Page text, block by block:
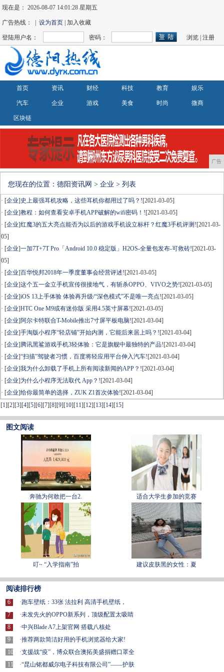
现在是：2026-08-07 14:01:28 星期五
广告热线： |设为首页 | 加入收藏
登陆用户名： 密码： 浏览 |注册
首页 资讯 财经 科技 教育 娱乐
汽车 企业 游戏 美食 时尚 微商
区块链
广告
您现在的位置： 德阳资讯网 > 企业 > 列表
· [企业]史上最强耳机攻略，这些耳机你都用过了吗？![2021-03-05]
· [企业]教程：如何查看安卓手机APP破解的wifi密码！![2021-03-05]
· [企业]红魔3的五大亮点能否为以后的游戏手机设立标杆？红魔3手机评测![2021-03-
05]
· [企业]一加7T+7T Pro「Android 10.0 稳定版」H2OS-全量包发布-可救砖![2021-03-
05]
· [企业]百华悦邦2018年一季度董事会经营评述![2021-03-05]
· [企业]这个五一金立手机宣传很接地气，有斩杀OPPO、VIVO之势![2021-03-05]
· [企业]iOS 13上手体验 体验再升级/“深色模式”不是唯一亮点![2021-03-05]
· [企业]HTC One M9或有迷你版 采用4.5英寸屏幕![2021-03-05]
· [企业]阿尔卡特联合T-Mobile推出7寸屏平板电脑![2021-03-04]
· [企业]手淘版小程序“轻店铺”开始内测，它能后来居上吗？![2021-03-04]
· [企业]腾讯黑鲨游戏手机3轻体验：它是旗舰中最独特的产品![2021-03-04]
· [企业]“扫描”驾驶者习惯，百度将轻应用平台伸入汽车![2021-03-04]
· [企业]我为什么卸载了手机上所有阅读新闻的APP？![2021-03-04]
· [企业]为什么小程序无法取代 App？![2021-03-04]
· [企业]给你最简单的选择，ZUK Z1首次体验![2021-03-04]
[1][2][3][4][5][6][7][8][9][10][11][12][13][14][15]
图文阅读
奔驰为何敢把一台2. 适合大学生参加的竞赛
叮~ “入学指南”拍 建议皮肤黑的女性：夏
阅读排行榜
6
7
8
9
10
11
·跑车壁纸：33张 法拉利 高清手机壁纸，
·未发先火的OPPO新系列，顶级配置太吸睛
·中兴Blade A7上架官网 搭载八核处
·推荐两款简洁好用的手机浏览器给大家!
·支援战“疫”，博众联合澳拓美盛捐赠口罩全
·“昆山铭都威尔电子科技有限公司”——护肤